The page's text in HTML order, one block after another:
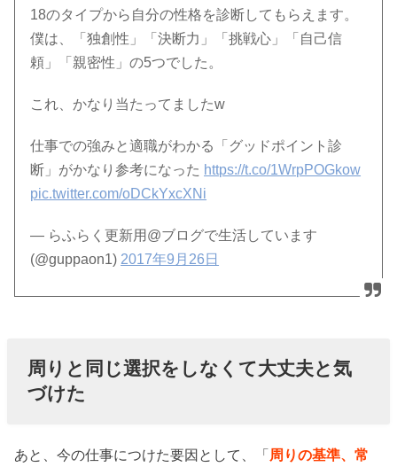
18のタイプから自分の性格を診断してもらえます。
僕は、「独創性」「決断力」「挑戦心」「自己信
頼」「親密性」の5つでした。
これ、かなり当たってましたw
仕事での強みと適職がわかる「グッドポイント診
断」がかなり参考になった https://t.co/1WrpPOGkow
pic.twitter.com/oDCkYxcXNi
— らふらく更新用@ブログで生活しています
(@guppaon1) 2017年9月26日
周りと同じ選択をしなくて大丈夫と気
づけた
あと、今の仕事につけた要因として、「 周りの基準、常